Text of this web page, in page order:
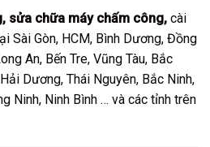
, sửa chữa máy chấm công, cài
Sài Gòn, HCM, Bình Dương, Đồng
An, Bến Tre, Vũng Tàu, Bắc
Dương, Thái Nguyên, Bắc Ninh,
Ninh, Ninh Bình … và các tỉnh trên